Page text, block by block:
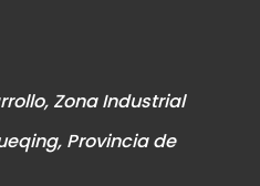
Zona Industrial
Provincia de